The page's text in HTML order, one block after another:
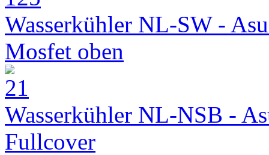
Wasserkühler NL-SW -
Mosfet oben
Wasserkühler NL-NSB -
Fullcover